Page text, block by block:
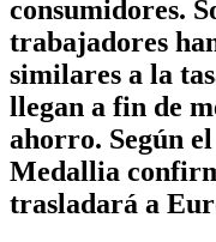
consumidores.
trabajadores
similares a la
llegan a fin de
ahorro. Según
Medallia
trasladará a